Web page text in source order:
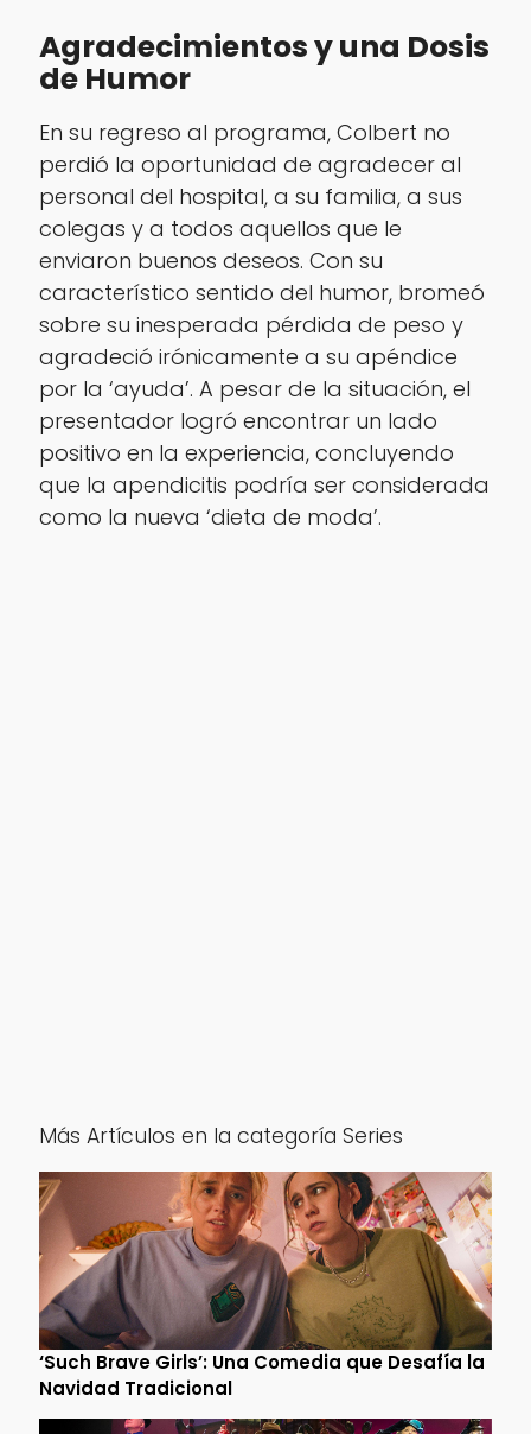
Agradecimientos y una Dosis
de Humor
En su regreso al programa, Colbert no
perdió la oportunidad de agradecer al
personal del hospital, a su familia, a sus
colegas y a todos aquellos que le
enviaron buenos deseos. Con su
característico sentido del humor, bromeó
sobre su inesperada pérdida de peso y
agradeció irónicamente a su apéndice
por la ‘ayuda’. A pesar de la situación, el
presentador logró encontrar un lado
positivo en la experiencia, concluyendo
que la apendicitis podría ser considerada
como la nueva ‘dieta de moda’.
Más Artículos en la categoría Series
‘Such Brave Girls’: Una Comedia que Desafía la
Navidad Tradicional